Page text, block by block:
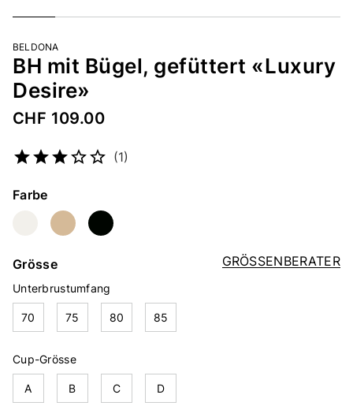
BELDONA
BH mit Bügel, gefüttert «Luxury
Desire»
CHF 109.00
(1)
Farbe
GRÖSSENBERATER
Grösse
Unterbrustumfang
70 75 80 85
Cup-Grösse
A B C D